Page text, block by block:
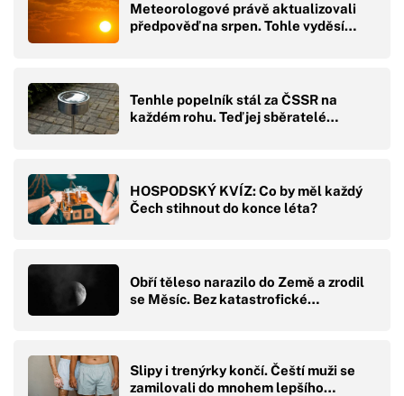
Meteorologové právě aktualizovali
předpověď na srpen. Tohle vyděsí…
Tenhle popelník stál za ČSSR na
každém rohu. Teď jej sběratelé…
HOSPODSKÝ KVÍZ: Co by měl každý
Čech stihnout do konce léta?
Obří těleso narazilo do Země a zrodil
se Měsíc. Bez katastrofické…
Slipy i trenýrky končí. Čeští muži se
zamilovali do mnohem lepšího…